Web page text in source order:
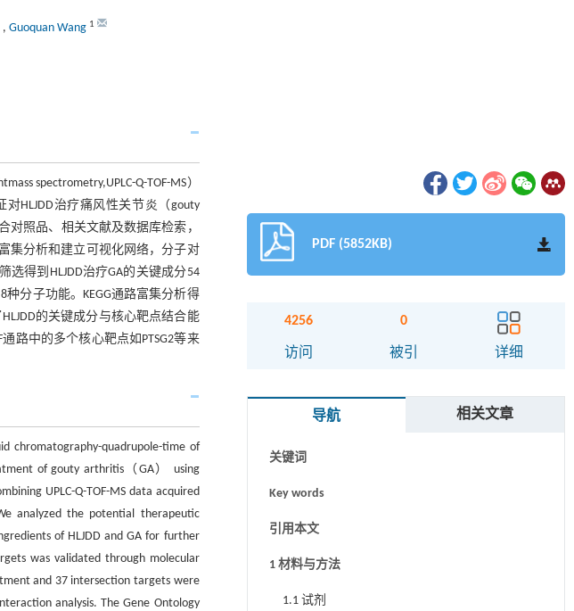
, Guoquan Wang 1
spectrometry,UPLC-Q-TOF-MS）
HLJDD治疗痛风性关节炎（gouty
对照品、相关文献及数据库检索，
集分析和建立可视化网络，分子对
选得到HLJDD治疗GA的关键成分54
分子功能。KEGG通路富集分析得
的关键成分与核心靶点结合能
路中的多个核心靶点如PTSG2等来
chromatography-quadrupole-time of
of gouty arthritis（GA） using
UPLC-Q-TOF-MS data acquired
analyzed the potential therapeutic
of HLJDD and GA for further
was validated through molecular
and 37 intersection targets were
analysis. The Gene Ontology
PDF (5852KB)
4256
访问
0
被引 详细
导航 相关文章
摘要
Graphical abstract
关键词
Key words
引用本文
1 材料与方法
1.1 试剂